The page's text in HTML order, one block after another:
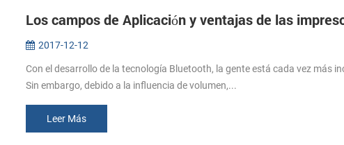
Los campos de Aplicación y ventajas de las
2017-12-12
Con el desarrollo de la tecnología Bluetooth, la gente está cada vez más
Sin embargo, debido a la influencia de volumen,...
Leer Más